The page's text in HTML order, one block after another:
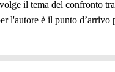
il tema del confronto
l'autore è il punto